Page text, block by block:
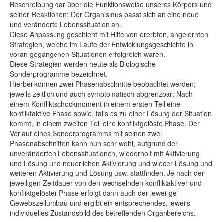
Beschreibung dar über die Funktionsweise unseres Körpers und
seiner Reaktionen: Der Organismus passt sich an eine neue
und veränderte Lebenssituation an.
Diese Anpassung geschieht mit Hilfe von ererbten, angelernten
Strategien, welche im Laufe der Entwicklungsgeschichte in
voran gegangenen Situationen erfolgreich waren.
Diese Strategien werden heute als Biologische
Sonderprogramme bezeichnet.
Hierbei können zwei Phasenabschnitte beobachtet werden;
jeweils zeitlich und auch symptomatisch abgrenzbar: Nach
einem Konfliktschockmoment in einem ersten Teil eine
konfliktaktive Phase sowie, falls es zu einer Lösung der Situation
kommt, in einem zweiten Teil eine konfliktgelöste Phase. Der
Verlauf eines Sonderprogramms mit seinen zwei
Phasenabschnitten kann nun sehr wohl, aufgrund der
unveränderten Lebenssituationen, wiederholt mit Aktivierung
und Lösung und neuerlichen Aktivierung und wieder Lösung und
weiteren Aktivierung und Lösung usw. stattfinden. Je nach der
jeweiligen Zeitdauer von den wechselnden konfliktaktiver und
konfliktgelöster Phase erfolgt dann auch der jeweilige
Gewebszellumbau und ergibt ein entsprechendes, jeweils
individuelles Zustandsbild des betreffenden Organbereichs.